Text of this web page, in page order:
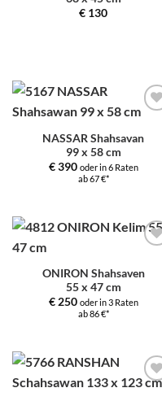
€ 130
hinzufügen
NASSAR Shahsavan
99 x 58 cm
€390 oder in 6 Raten
ab 67 €*
hinzufügen
ONIRON Shahsaven
55 x 47 cm
€250 oder in 3 Raten
ab 86 €*